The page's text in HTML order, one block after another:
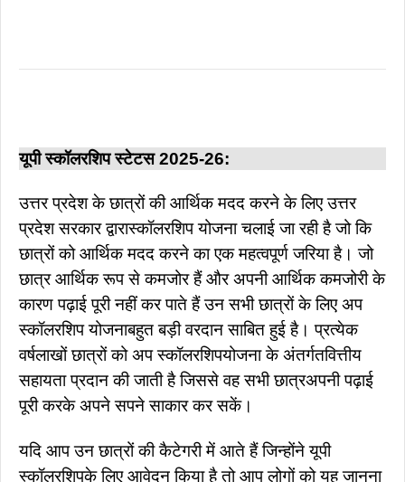
यूपी स्कॉलरशिप स्टेटस 2025-26:
उत्तर प्रदेश के छात्रों की आर्थिक मदद करने के लिए उत्तर
प्रदेश सरकार द्वारास्कॉलरशिप योजना चलाई जा रही है जो कि
छात्रों को आर्थिक मदद करने का एक महत्वपूर्ण जरिया है। जो
छात्र आर्थिक रूप से कमजोर हैं और अपनी आर्थिक कमजोरी के
कारण पढ़ाई पूरी नहीं कर पाते हैं उन सभी छात्रों के लिए अप
स्कॉलरशिप योजनाबहुत बड़ी वरदान साबित हुई है। प्रत्येक
वर्षलाखों छात्रों को अप स्कॉलरशिपयोजना के अंतर्गतवित्तीय
सहायता प्रदान की जाती है जिससे वह सभी छात्रअपनी पढ़ाई
पूरी करके अपने सपने साकार कर सकें।
यदि आप उन छात्रों की कैटेगरी में आते हैं जिन्होंने यूपी
स्कॉलरशिपके लिए आवेदन किया है तो आप लोगों को यह जानना